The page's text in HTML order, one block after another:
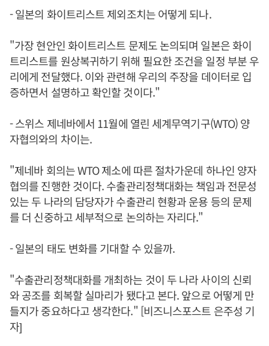
- 일본의 화이트리스트 제외조치는 어떻게 되나.
"가장 현안인 화이트리스트 문제도 논의되며 일본은 화이
트리스트를 원상복귀하기 위해 필요한 조건을 일정 부분 우
리에게 전달했다. 이와 관련해 우리의 주장을 데이터로 입
증하면서 설명하고 확인할 것이다."
- 스위스 제네바에서 11월에 열린 세계무역기구(WTO) 양
자협의와의 차이는.
"제네바 회의는 WTO 제소에 따른 절차가운데 하나인 양자
협의를 진행한 것이다. 수출관리정책대화는 책임과 전문성
있는 두 나라의 담당자가 수출관리 현황과 운용 등의 문제
를 더 신중하고 세부적으로 논의하는 자리다."
- 일본의 태도 변화를 기대할 수 있을까.
"수출관리정책대화를 개최하는 것이 두 나라 사이의 신뢰
와 공조를 회복할 실마리가 됐다고 본다. 앞으로 어떻게 만
들지가 중요하다고 생각한다." [비즈니스포스트 은주성 기
자]